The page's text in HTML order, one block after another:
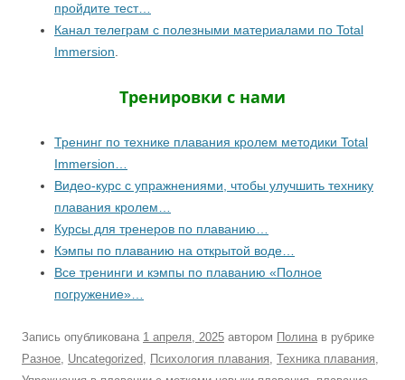
пройдите тест…
Канал телеграм с полезными материалами по Total
Immersion.
Тренировки с нами
Тренинг по технике плавания кролем методики Total
Immersion…
Видео-курс с упражнениями, чтобы улучшить технику
плавания кролем…
Курсы для тренеров по плаванию…
Кэмпы по плаванию на открытой воде…
Все тренинги и кэмпы по плаванию «Полное
погружение»…
Запись опубликована 1 апреля, 2025 автором Полина в рубрике
Разное, Uncategorized, Психология плавания, Техника плавания,